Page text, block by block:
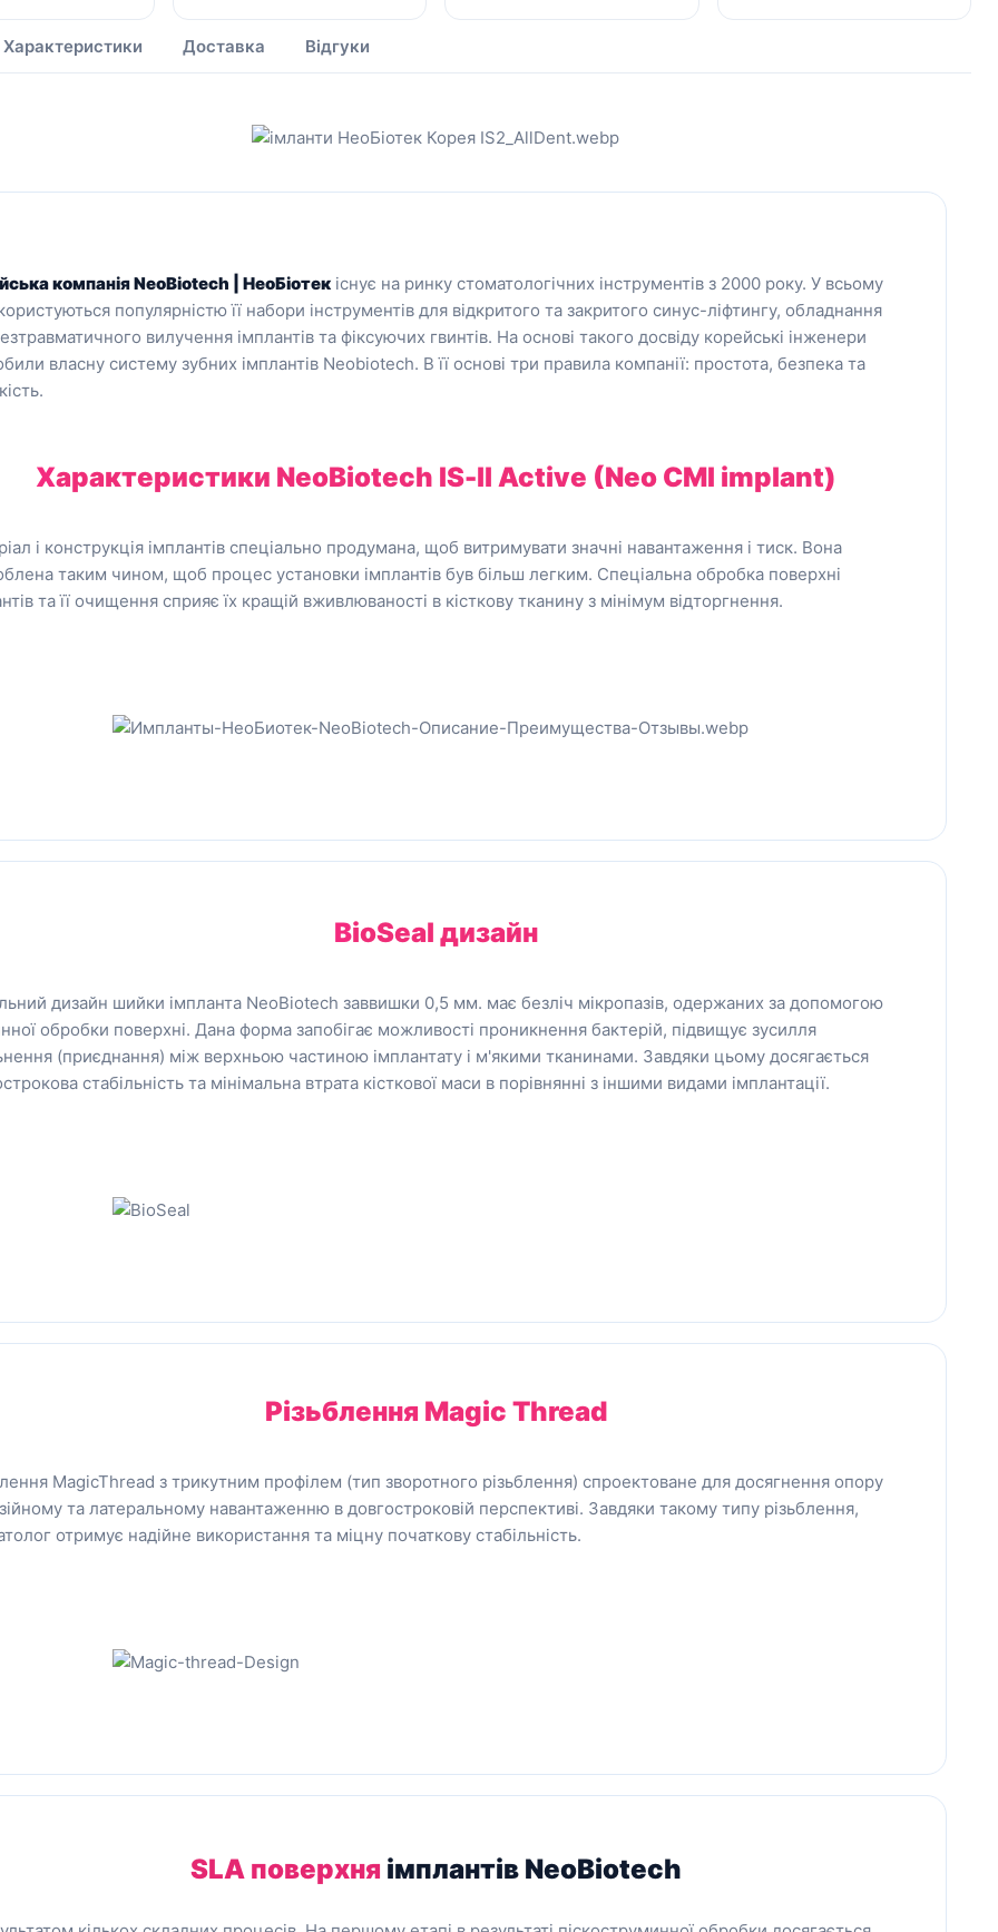
Характеристики Доставка Відгуки
компанія NeoBiotech | НеоБіотек існує на ринку стоматологічних інструментів з 2000 року. У всьому
користуються популярністю її набори інструментів для відкритого та закритого синус-ліфтингу, обладнання
вилучення імплантів та фіксуючих гвинтів. На основі такого досвіду корейські інженери
власну систему зубних імплантів Neobiotech. В її основі три правила компанії: простота, безпека та
Характеристики NeoBiotech IS-ll Active (Neo CMI implant)
і конструкція імплантів спеціально продумана, щоб витримувати значні навантаження і тиск. Вона
таким чином, щоб процес установки імплантів був більш легким. Спеціальна обробка поверхні
та її очищення сприяє їх кращій вживлюваності в кісткову тканину з мінімум відторгнення.
BioSeal дизайн
дизайн шийки імпланта NeoBiotech заввишки 0,5 мм. має безліч мікропазів, одержаних за допомогою
обробки поверхні. Дана форма запобігає можливості проникнення бактерій, підвищує зусилля
(приєднання) між верхньою частиною імплантату і м'якими тканинами. Завдяки цьому досягається
стабільність та мінімальна втрата кісткової маси в порівнянні з іншими видами імплантації.
Різьблення Magic Thread
MagicThread з трикутним профілем (тип зворотного різьблення) спроектоване для досягнення опору
та латеральному навантаженню в довгостроковій перспективі. Завдяки такому типу різьблення,
отримує надійне використання та міцну початкову стабільність.
SLA поверхня імплантів NeoBiotech